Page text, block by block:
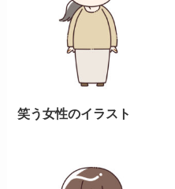
笑う女性のイラスト